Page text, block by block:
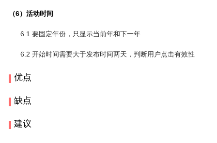
（6）活动时间
6.1 要固定年份，只显示当前年和下一年
6.2 开始时间需要大于发布时间两天，判断用户点击有效性
优点
缺点
建议